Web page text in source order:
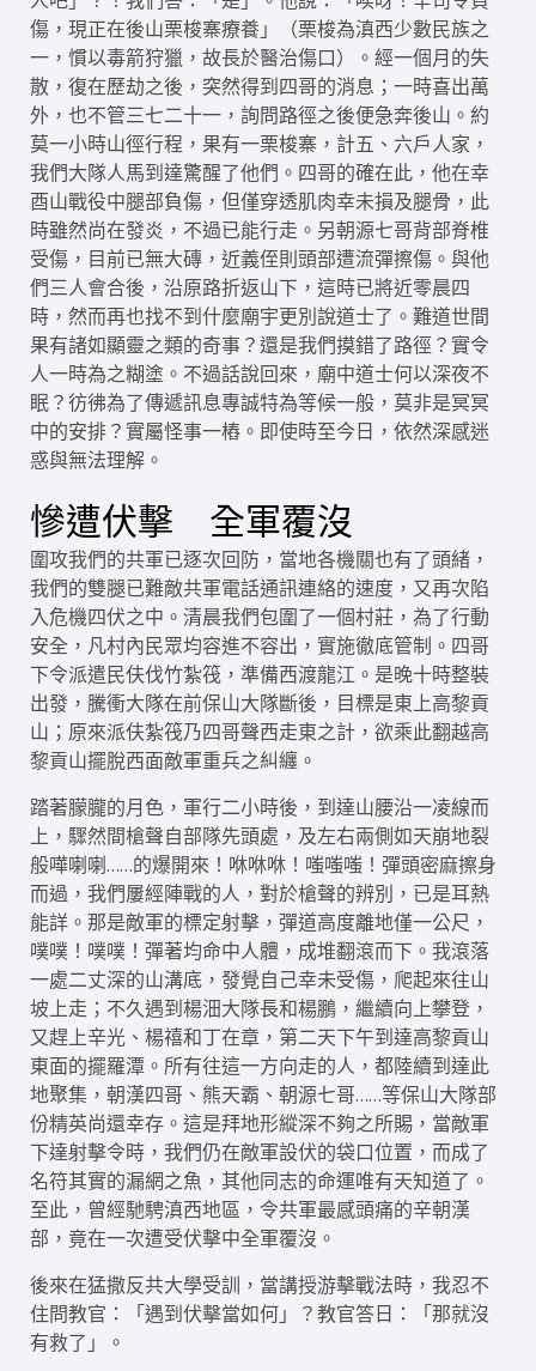
傷，現正在後山栗梭寨療養」（栗梭為滇西少數民族之
一，慣以毒箭狩獵，故長於醫治傷口）。經一個月的失
散，復在歷劫之後，突然得到四哥的消息；一時喜出萬
外，也不管三七二十一，詢問路徑之後便急奔後山。約
莫一小時山徑行程，果有一栗梭寨，計五、六戶人家，
我們大隊人馬到達驚醒了他們。四哥的確在此，他在幸
酉山戰役中腿部負傷，但僅穿透肌肉幸未損及腿骨，此
時雖然尚在發炎，不過已能行走。另朝源七哥背部脊椎
受傷，目前已無大磚，近義侄則頭部遭流彈擦傷。與他
們三人會合後，沿原路折返山下，這時已將近零晨四
時，然而再也找不到什麼廟宇更別說道士了。難道世間
果有諸如顯靈之類的奇事？還是我們摸錯了路徑？實令
人一時為之糊塗。不過話說回來，廟中道士何以深夜不
眠？彷彿為了傳遞訊息專誠特為等候一般，莫非是冥冥
中的安排？實屬怪事一樁。即使時至今日，依然深感迷
惑與無法理解。
慘遭伏擊 全軍覆沒
圍攻我們的共軍已逐次回防，當地各機關也有了頭緒，
我們的雙腿已難敵共軍電話通訊連絡的速度，又再次陷
入危機四伏之中。清晨我們包圍了一個村莊，為了行動
安全，凡村內民眾均容進不容出，實施徹底管制。四哥
下令派遣民伕伐竹紮筏，準備西渡龍江。是晚十時整裝
出發，騰衝大隊在前保山大隊斷後，目標是東上高黎貢
山；原來派伕紮筏乃四哥聲西走東之計，欲乘此翻越高
黎貢山擺脫西面敵軍重兵之糾纏。
踏著朦朧的月色，軍行二小時後，到達山腰沿一凌線而
上，驟然間槍聲自部隊先頭處，及左右兩側如天崩地裂
般嘩喇喇……的爆開來！咻咻咻！嗤嗤嗤！彈頭密麻擦身
而過，我們屢經陣戰的人，對於槍聲的辨別，已是耳熱
能詳。那是敵軍的標定射擊，彈道高度離地僅一公尺，
噗噗！噗噗！彈著均命中人體，成堆翻滾而下。我滾落
一處二丈深的山溝底，發覺自己幸未受傷，爬起來往山
坡上走；不久遇到楊沺大隊長和楊鵬，繼續向上攀登，
又趕上辛光、楊禧和丁在章，第二天下午到達高黎貢山
東面的擺羅潭。所有往這一方向走的人，都陸續到達此
地聚集，朝漢四哥、熊天霸、朝源七哥……等保山大隊部
份精英尚還幸存。這是拜地形縱深不夠之所賜，當敵軍
下達射擊令時，我們仍在敵軍設伏的袋口位置，而成了
名符其實的漏網之魚，其他同志的命運唯有天知道了。
至此，曾經馳騁滇西地區，令共軍最感頭痛的辛朝漢
部，竟在一次遭受伏擊中全軍覆沒。
後來在猛撒反共大學受訓，當講授游擊戰法時，我忍不
住問教官：「遇到伏擊當如何」？教官答日：「那就沒
有救了」。